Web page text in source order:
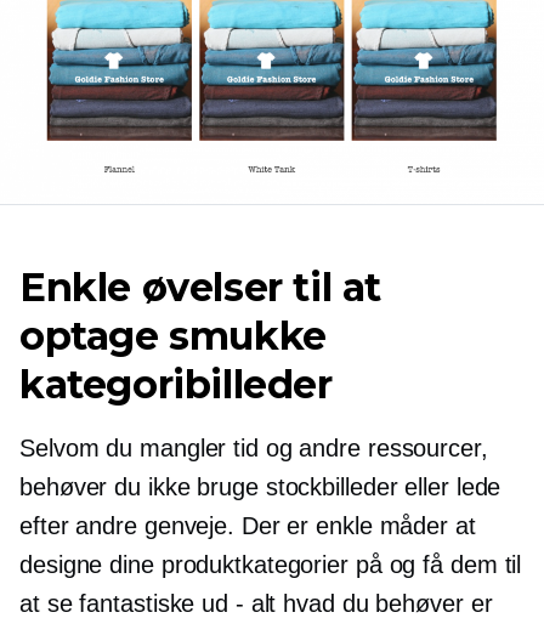
Enkle øvelser til at
optage smukke
kategoribilleder
Selvom du mangler tid og andre ressourcer,
behøver du ikke bruge stockbilleder eller lede
efter andre genveje. Der er enkle måder at
designe dine produktkategorier på og få dem til
at se fantastiske ud - alt hvad du behøver er